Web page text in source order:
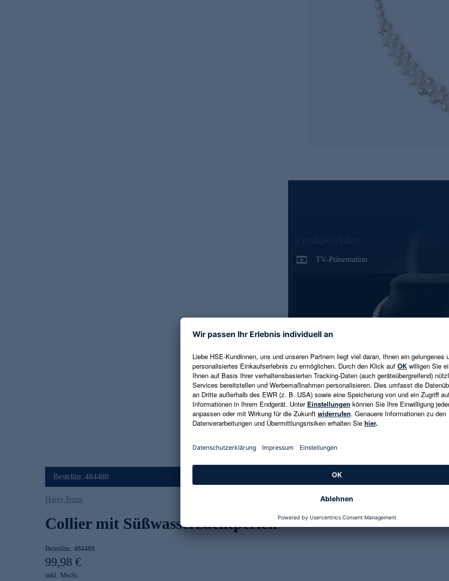
TV-Präsentation
Bestellnr. 484488
Harry Ivens
Collier mit Süßwasserzuchtperlen
Bestellnr. 484488
99,98 €
inkl. MwSt.